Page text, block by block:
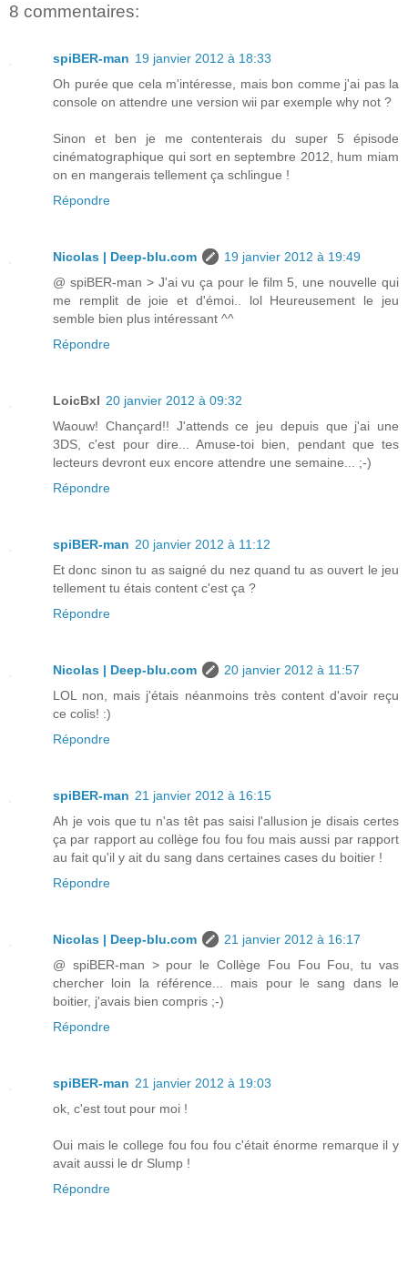
8 commentaires:
spiBER-man 19 janvier 2012 à 18:33
Oh purée que cela m'intéresse, mais bon comme j'ai pas la
console on attendre une version wii par exemple why not ?
Sinon et ben je me contenterais du super 5 épisode
cinématographique qui sort en septembre 2012, hum miam
on en mangerais tellement ça schlingue !
Répondre
Nicolas | Deep-blu.com
19 janvier 2012 à 19:49
@ spiBER-man > J'ai vu ça pour le film 5, une nouvelle qui
me remplit de joie et d'émoi.. lol Heureusement le jeu
semble bien plus intéressant ^^
Répondre
LoicBxl 20 janvier 2012 à 09:32
Waouw! Chançard!! J'attends ce jeu depuis que j'ai une
3DS, c'est pour dire... Amuse-toi bien, pendant que tes
lecteurs devront eux encore attendre une semaine... ;-)
Répondre
spiBER-man 20 janvier 2012 à 11:12
Et donc sinon tu as saigné du nez quand tu as ouvert le jeu
tellement tu étais content c'est ça ?
Répondre
Nicolas | Deep-blu.com
20 janvier 2012 à 11:57
LOL non, mais j'étais néanmoins très content d'avoir reçu
ce colis! :)
Répondre
spiBER-man 21 janvier 2012 à 16:15
Ah je vois que tu n'as têt pas saisi l'allusion je disais certes
ça par rapport au collège fou fou fou mais aussi par rapport
au fait qu'il y ait du sang dans certaines cases du boitier !
Répondre
Nicolas | Deep-blu.com
21 janvier 2012 à 16:17
@ spiBER-man > pour le Collège Fou Fou Fou, tu vas
chercher loin la référence... mais pour le sang dans le
boitier, j'avais bien compris ;-)
Répondre
spiBER-man 21 janvier 2012 à 19:03
ok, c'est tout pour moi !
Oui mais le college fou fou fou c'était énorme remarque il y
avait aussi le dr Slump !
Répondre